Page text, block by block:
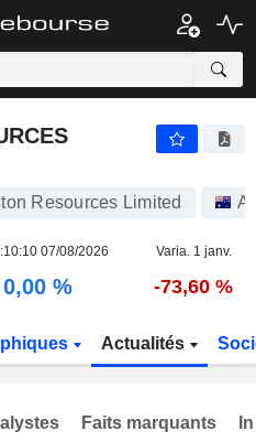
Resources Limited
07/08/2026 Varia. 1 janv.
0,00 % -73,60 %
Actualités
Faits marquants